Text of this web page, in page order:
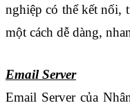
nghiệp có thể kết nối,
một cách dễ dàng,
Email Server
Email Server của